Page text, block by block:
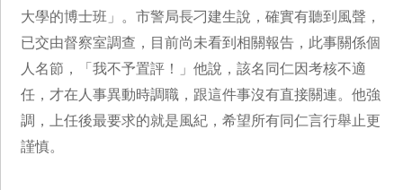
大學的博士班」。市警局長刁建生說，確實有聽到風聲，
已交由督察室調查，目前尚未看到相關報告，此事關係個
人名節，「我不予置評！」他說，該名同仁因考核不適
任，才在人事異動時調職，跟這件事沒有直接關連。他強
調，上任後最要求的就是風紀，希望所有同仁言行舉止更
謹慎。